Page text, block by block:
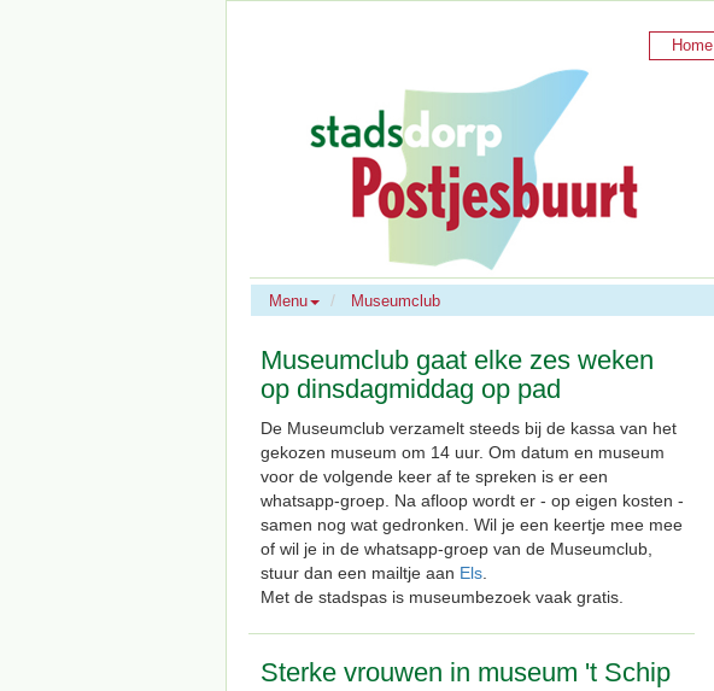
Home
Menu Museumclub
Museumclub gaat elke zes weken
op dinsdagmiddag op pad
De Museumclub verzamelt steeds bij de kassa van het
gekozen museum om 14 uur. Om datum en museum
voor de volgende keer af te spreken is er een
whatsapp-groep. Na afloop wordt er - op eigen kosten -
samen nog wat gedronken. Wil je een keertje mee mee
of wil je in de whatsapp-groep van de Museumclub,
stuur dan een mailtje aan Els
Met de stadspas is museumbezoek vaak gratis.
Sterke vrouwen in museum 't Schip